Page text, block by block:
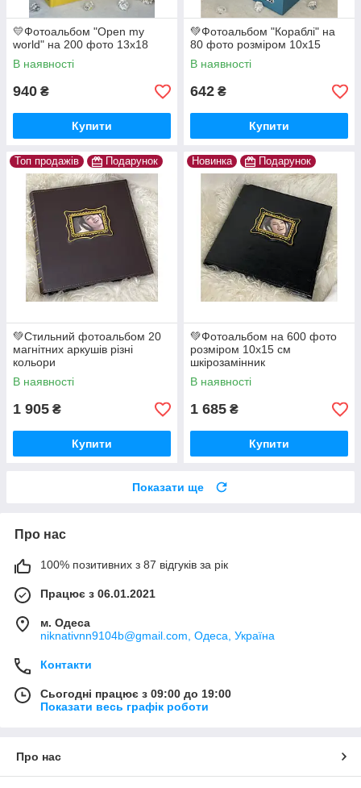
💛Фотоальбом "Open my
world" на 200 фото 13х18
В наявності
940 ₴
Купити
💚Фотоальбом "Кораблі" на
80 фото розміром 10х15
В наявності
642 ₴
Купити
Топ продажів Подарунок
💚Стильний фотоальбом 20
магнітних аркушів різні
кольори
В наявності
1 905 ₴
Купити
Новинка Подарунок
💚Фотоальбом на 600 фото
розміром 10х15 см
шкірозамінник
В наявності
1 685 ₴
Купити
Показати ще
Про нас
100% позитивних з 87 відгуків за рік
Працює з 06.01.2021
м. Одеса
niknativnn9104b@gmail.com, Одеса, Україна
Контакти
Сьогодні працює з 09:00 до 19:00
Показати весь графік роботи
Про нас